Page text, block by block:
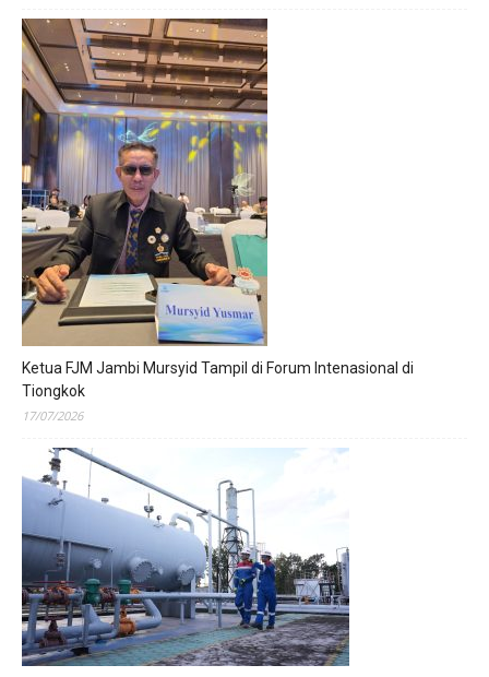
Ketua FJM Jambi Mursyid Tampil di Forum Intenasional di
Tiongkok
17/07/2026